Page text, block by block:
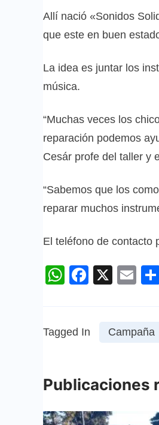
Allí nació «Sonidos
que este en buen
La idea es juntar los
música.
“Muchas veces los
reparación podemos
Cesár profe del taller y
“Sabemos que los
reparar muchos
El teléfono de contacto
WhatsApp
X
Tagged In Campaña
Publicaciones